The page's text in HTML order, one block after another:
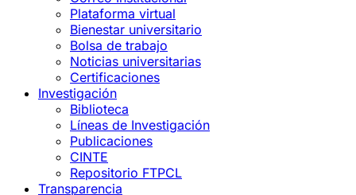
Plataforma virtual
Bienestar universitario
Bolsa de trabajo
Noticias universitarias
Certificaciones
Investigación
Biblioteca
Líneas de Investigación
Publicaciones
CINTE
Repositorio FTPCL
Transparencia